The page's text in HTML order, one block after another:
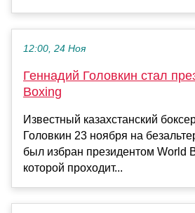
12:00, 24 Ноя
Геннадий Головкин стал
Boxing
Известный казахстанский
Головкин 23 ноября на
был избран президентом World
которой проходит...